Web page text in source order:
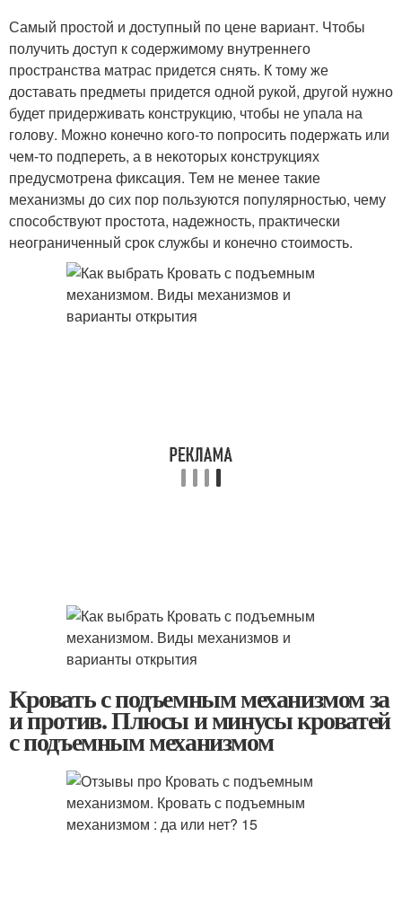
Самый простой и доступный по цене вариант. Чтобы
получить доступ к содержимому внутреннего
пространства матрас придется снять. К тому же
доставать предметы придется одной рукой, другой нужно
будет придерживать конструкцию, чтобы не упала на
голову. Можно конечно кого-то попросить подержать или
чем-то подпереть, а в некоторых конструкциях
предусмотрена фиксация. Тем не менее такие
механизмы до сих пор пользуются популярностью, чему
способствуют простота, надежность, практически
неограниченный срок службы и конечно стоимость.
Кровать с подъемным механизмом за
и против. Плюсы и минусы кроватей
с подъемным механизмом